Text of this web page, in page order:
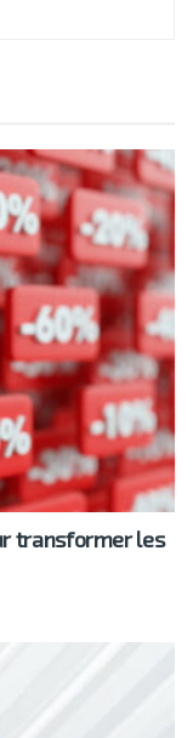
transformer les